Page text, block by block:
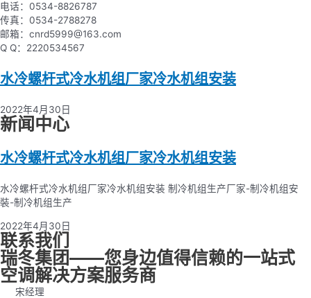
电话：0534-8826787
传真：0534-2788278
邮箱：cnrd5999@163.com
Q Q：2220534567
水冷螺杆式冷水机组厂家冷水机组安装
2022年4月30日
新闻中心
水冷螺杆式冷水机组厂家冷水机组安装
水冷螺杆式冷水机组厂家冷水机组安装 制冷机组生产厂家-制冷机组安
裝-制冷机组生产
2022年4月30日
联系我们
瑞冬集团——您身边值得信赖的一站式
空调解决方案服务商
宋经理